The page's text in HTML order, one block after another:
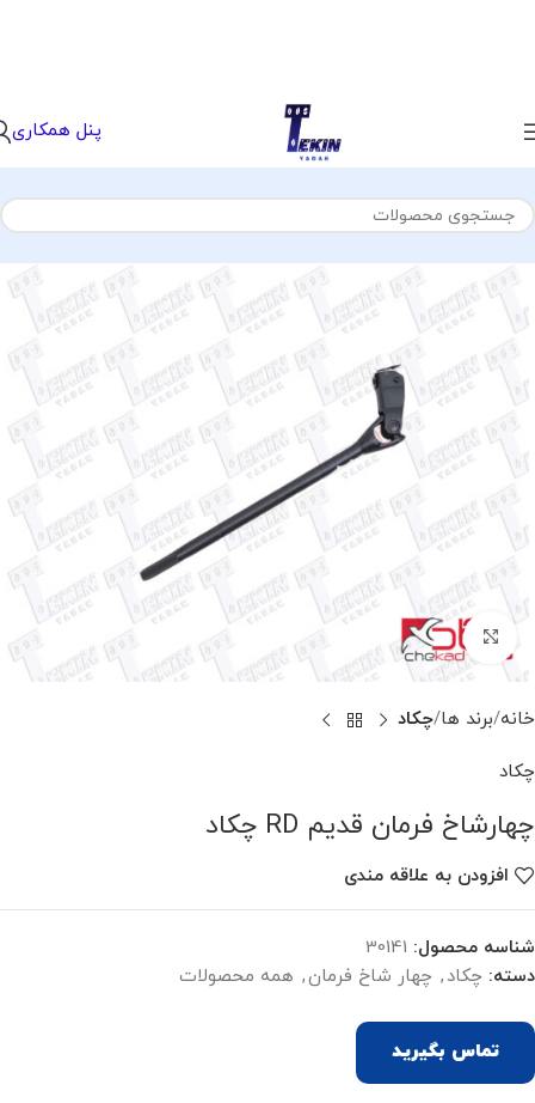
پنل همکاری
برای بزرگنمایی کلیک کنید
خانه برند ها چکاد
چکاد
چهارشاخ فرمان قدیم RD چکاد
افزودن به علاقه مندی
شناسه محصول: 30141
دسته: چکاد, چهار شاخ فرمان, همه محصولات
تماس بگیرید